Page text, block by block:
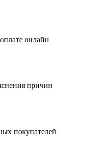
онлайн
причин
покупателей